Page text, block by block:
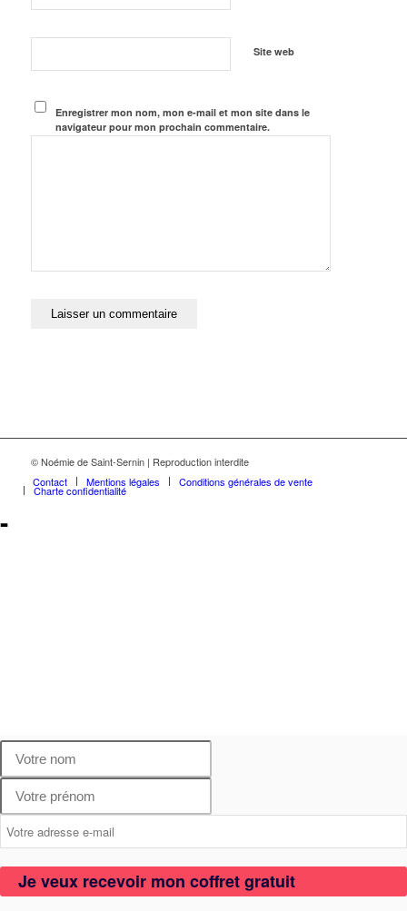
Site web
Enregistrer mon nom, mon e-mail et mon site dans le
navigateur pour mon prochain commentaire.
© Noémie de Saint-Sernin | Reproduction interdite
Contact
Mentions légales Conditions générales de vente
Charte confidentialité
-
Je veux recevoir mon coffret gratuit